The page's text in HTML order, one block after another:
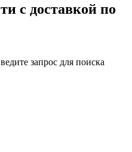
с доставкой по
запрос для поиска